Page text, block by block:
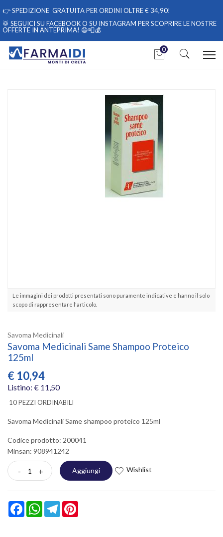
👉SPEDIZIONE GRATUITA PER ORDINI OLTRE € 34,90!
🥁 SEGUICI SU FACEBOOKO SU INSTAGRAM PER SCOPRIRE LE NOSTRE
OFFERTE IN ANTEPRIMA! 😄📮💰
0
Savoma Medicinali Same Shampoo Proteico 125ml
Capelli
Savoma Medicinali Same Shampoo Proteico 125ml
Le immagini dei prodotti presentati sono puramente indicative e hanno il solo
scopo di rappresentare l'articolo.
Savoma Medicinali
Savoma Medicinali Same Shampoo Proteico
125ml
€ 10,94
Listino: € 11,50
10 PEZZI ORDINABILI
Savoma Medicinali Same shampoo proteico 125ml
Codice prodotto: 200041
Minsan: 908941242
- + Aggiungi Wishlist
FacebookWhatsAppTelegram